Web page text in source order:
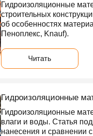
Гидроизоляционные
строительных
об особенностях
Пеноплекс, Knauf).
Читать
Гидроизоляционные
Гидроизоляционные
влаги и воды. Статья
нанесения и сравнении